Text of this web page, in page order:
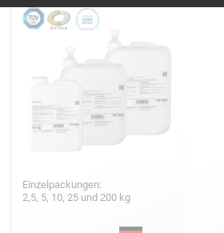
Einzelpackungen:
2,5, 5, 10, 25 und 200 kg